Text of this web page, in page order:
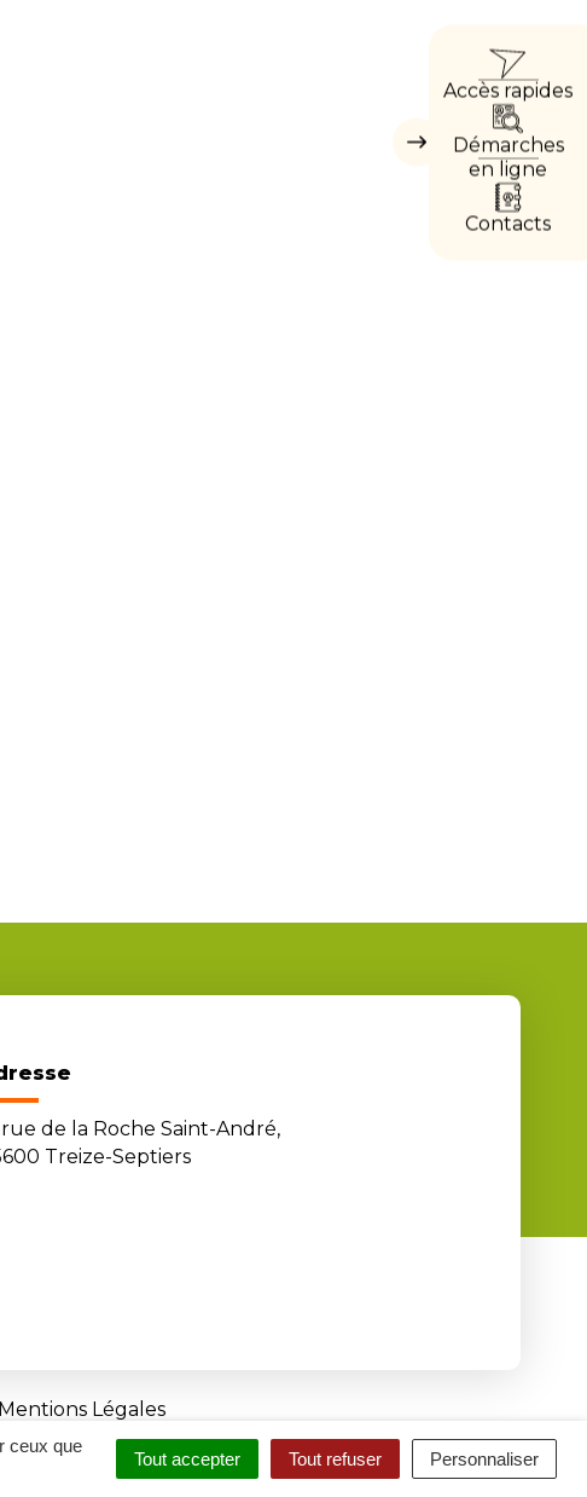
ceux que
Tout accepter Tout refuser Personnaliser
Masquer
Accès rapides
Démarches
en ligne
Contacts
rue de la Roche Saint-André,
Treize-Septiers
Mentions Légales